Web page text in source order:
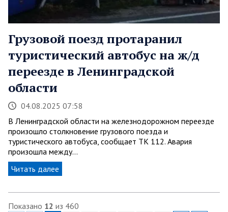
Грузовой поезд протаранил
туристический автобус на ж/д
переезде в Ленинградской
области
04.08.2025 07:58
В Ленинградской области на железнодорожном переезде
произошло столкновение грузового поезда и
туристического автобуса, сообщает ТК 112. Авария
произошла между…
Читать далее
Показано 12 из 460